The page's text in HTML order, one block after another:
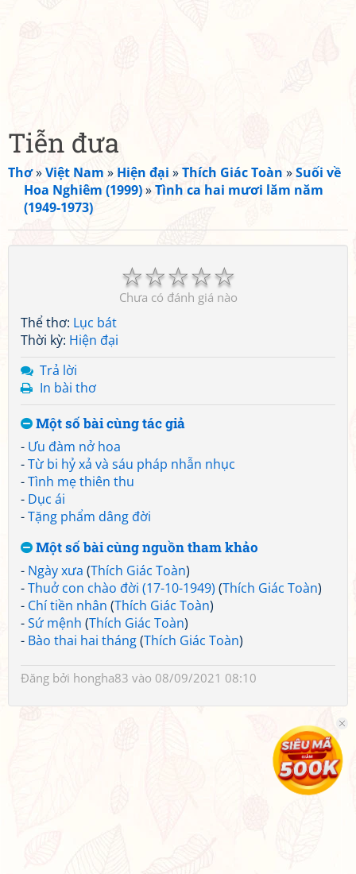
Tiễn đưa
Thơ»Việt Nam » Hiện đại »Thích Giác Toàn »Suối về
Hoa Nghiêm (1999)»Tình ca hai mươi lăm năm
(1949-1973)
☆
☆
☆
☆
☆
Chưa có đánh giá nào
Thể thơ: Lục bát
Thời kỳ: Hiện đại
Trả lời
In bài thơ
Một số bài cùng tác giả
- Ưu đàm nở hoa
-Từ bi hỷ xả và sáu pháp nhẫn nhục
-Tình mẹ thiên thu
- Dục ái
-Tặng phẩm dâng đời
Một số bài cùng nguồn tham khảo
- Ngày xưa (Thích Giác Toàn)
-Thuở con chào đời (17-10-1949) (Thích Giác Toàn)
- Chí tiền nhân (Thích Giác Toàn)
-Sứ mệnh (Thích Giác Toàn)
- Bào thai hai tháng(Thích Giác Toàn)
Đăng bởi hongha83 vào 08/09/2021 08:10